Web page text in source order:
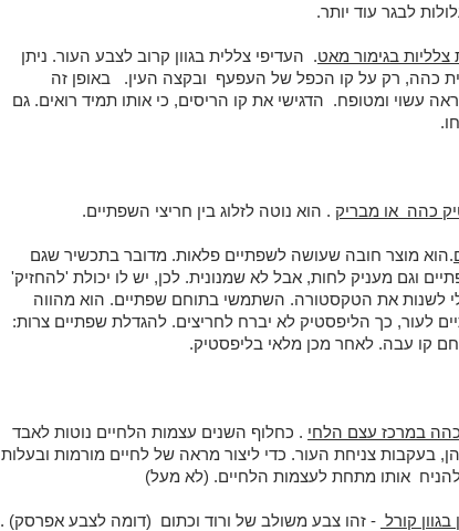
לבגר עוד יותר.
צלליות בגימור מאט. העדיפי צללית בגוון קרוב לצבע העור. ניתן
כהה, רק על קו הכפל של העפעף ובקצה העין. באופן זה
עשוי ומטופח. הדגישי את קו הריסים, כי אותו תמיד רואים. גם
כהה או מבריק . הוא נוטה לזלוג בין חריצי השפתיים.
.הוא מוצר חובה שעושה לשפתיים פלאות. מדובר בתכשיר שגם
וגם מעניק לחות, אבל לא שמנונית. לכן, יש לו יכולת 'להחזיק'
לשנות את הטקסטורה. השתמשי בתוחם שפתיים. הוא מהווה
לעור, כך הליפסטיק לא יברח לחריצים. להגדלת שפתיים צרות:
קו עבה. לאחר מכן מלאי בליפסטיק.
כהה במרכז עצם הלחי . כחלוף השנים עצמות הלחיים נוטות לאבד
בעקבות צניחת העור. כדי ליצור מראה של לחיים מורמות ובעלות
אותו מתחת לעצמות הלחיים. (לא מעל)
קורל - זהו צבע משולב של ורוד וכתום (דומה לצבע אפרסק) .